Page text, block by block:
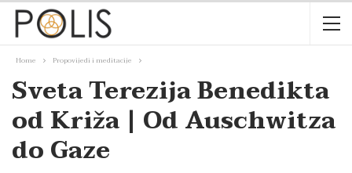
Home Propovijedi i meditacije
Sveta Terezija Benedikta
od Križa | Od Auschwitza
do Gaze